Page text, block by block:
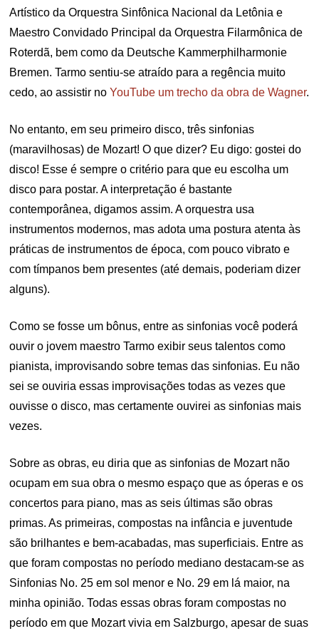
Artístico da Orquestra Sinfônica Nacional da Letônia e
Maestro Convidado Principal da Orquestra Filarmônica de
Roterdã, bem como da Deutsche Kammerphilharmonie
Bremen. Tarmo sentiu-se atraído para a regência muito
cedo, ao assistir noYouTube um trecho da obra de Wagner.
No entanto, em seu primeiro disco, três sinfonias
(maravilhosas) de Mozart! O que dizer? Eu digo: gostei do
disco! Esse é sempre o critério para que eu escolha um
disco para postar. A interpretação é bastante
contemporânea, digamos assim. A orquestra usa
instrumentos modernos, mas adota uma postura atenta às
práticas de instrumentos de época, com pouco vibrato e
com tímpanos bem presentes (até demais, poderiam dizer
alguns).
Como se fosse um bônus, entre as sinfonias você poderá
ouvir o jovem maestro Tarmo exibir seus talentos como
pianista, improvisando sobre temas das sinfonias. Eu não
sei se ouviria essas improvisações todas as vezes que
ouvisse o disco, mas certamente ouvirei as sinfonias mais
vezes.
Sobre as obras, eu diria que as sinfonias de Mozart não
ocupam em sua obra o mesmo espaço que as óperas e os
concertos para piano, mas as seis últimas são obras
primas. As primeiras, compostas na infância e juventude
são brilhantes e bem-acabadas, mas superficiais. Entre as
que foram compostas no período mediano destacam-se as
Sinfonias No. 25 em sol menor e No. 29 em lá maior, na
minha opinião. Todas essas obras foram compostas no
período em que Mozart vivia em Salzburgo, apesar de suas